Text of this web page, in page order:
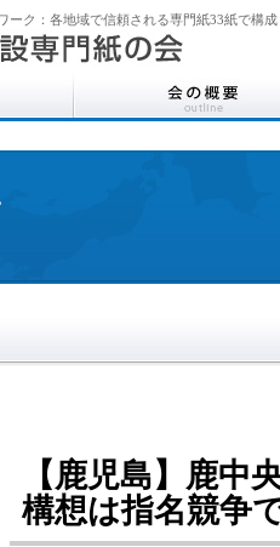
ーク：各地域で信頼される専門紙33紙で構成
【鹿児島】鹿中
構想は指名競争